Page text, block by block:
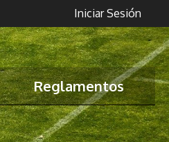
Iniciar Sesión
Reglamentos